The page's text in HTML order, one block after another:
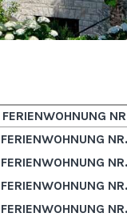
FERIENWOHNUNG
FERIENWOHNUNG
FERIENWOHNUNG
FERIENWOHNUNG
FERIENWOHNUNG